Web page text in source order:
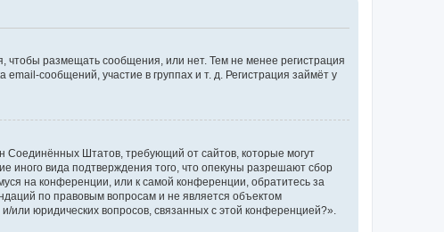
чтобы размещать сообщения, или нет. Тем не менее регистрация
сообщений, участие в группах и т. д. Регистрация займёт у
Соединённых Штатов, требующий от сайтов, которые могут
иного вида подтверждения того, что опекуны разрешают сбор
на конференции, или к самой конференции, обратитесь за
по правовым вопросам и не является объектом
или юридических вопросов, связанных с этой конференцией?».